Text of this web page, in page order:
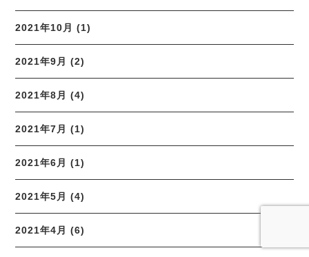
2021年10月 (1)
2021年9月 (2)
2021年8月 (4)
2021年7月 (1)
2021年6月 (1)
2021年5月 (4)
2021年4月 (6)